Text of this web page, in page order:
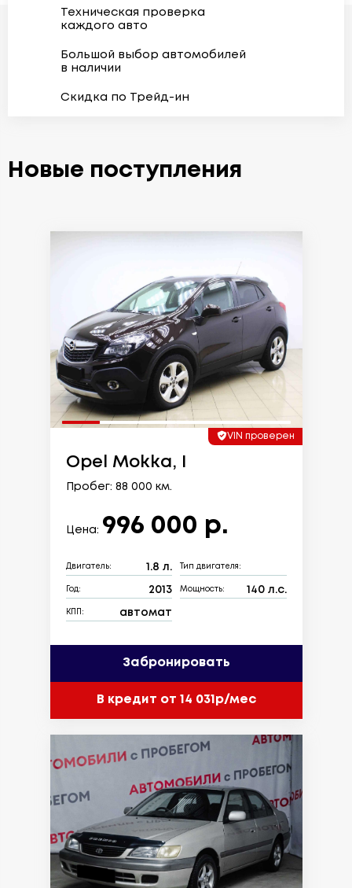
Техническая проверка
каждого авто
Большой выбор автомобилей
в наличии
Скидка по Трейд-ин
Новые поступления
VIN проверен
Opel Mokka, I
Пробег: 88 000 км.
Цена: 996 000 р.
Двигатель: 1.8 л. Тип двигателя:
Год: 2013 Мощность: 140 л.с.
КПП: автомат
Забронировать
В кредит от 14 031р/мес